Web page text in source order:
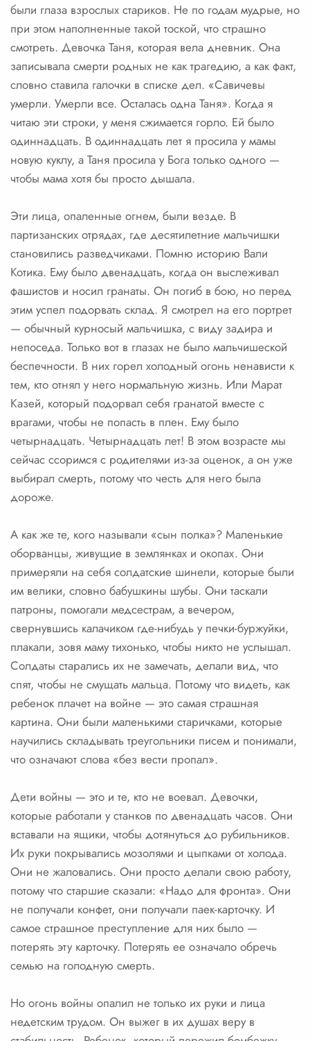
были глаза взрослых стариков. Не по годам мудрые, но
при этом наполненные такой тоской, что страшно
смотреть. Девочка Таня, которая вела дневник. Она
записывала смерти родных не как трагедию, а как факт,
словно ставила галочки в списке дел. «Савичевы
умерли. Умерли все. Осталась одна Таня». Когда я
читаю эти строки, у меня сжимается горло. Ей было
одиннадцать. В одиннадцать лет я просила у мамы
новую куклу, а Таня просила у Бога только одного —
чтобы мама хотя бы просто дышала.
Эти лица, опаленные огнем, были везде. В
партизанских отрядах, где десятилетние мальчишки
становились разведчиками. Помню историю Вали
Котика. Ему было двенадцать, когда он выслеживал
фашистов и носил гранаты. Он погиб в бою, но перед
этим успел подорвать склад. Я смотрел на его портрет
— обычный курносый мальчишка, с виду задира и
непоседа. Только вот в глазах не было мальчишеской
беспечности. В них горел холодный огонь ненависти к
тем, кто отнял у него нормальную жизнь. Или Марат
Казей, который подорвал себя гранатой вместе с
врагами, чтобы не попасть в плен. Ему было
четырнадцать. Четырнадцать лет! В этом возрасте мы
сейчас ссоримся с родителями из-за оценок, а он уже
выбирал смерть, потому что честь для него была
дороже.
А как же те, кого называли «сын полка»? Маленькие
оборванцы, живущие в землянках и окопах. Они
примеряли на себя солдатские шинели, которые были
им велики, словно бабушкины шубы. Они таскали
патроны, помогали медсестрам, а вечером,
свернувшись калачиком где-нибудь у печки-буржуйки,
плакали, зовя маму тихонько, чтобы никто не услышал.
Солдаты старались их не замечать, делали вид, что
спят, чтобы не смущать мальца. Потому что видеть, как
ребенок плачет на войне — это самая страшная
картина. Они были маленькими старичками, которые
научились складывать треугольники писем и понимали,
что означают слова «без вести пропал».
Дети войны — это и те, кто не воевал. Девочки,
которые работали у станков по двенадцать часов. Они
вставали на ящики, чтобы дотянуться до рубильников.
Их руки покрывались мозолями и цыпками от холода.
Они не жаловались. Они просто делали свою работу,
потому что старшие сказали: «Надо для фронта». Они
не получали конфет, они получали паек-карточку. И
самое страшное преступление для них было —
потерять эту карточку. Потерять ее означало обречь
семью на голодную смерть.
Но огонь войны опалил не только их руки и лица
недетским трудом. Он выжег в их душах веру в